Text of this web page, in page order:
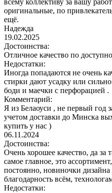
оригинальные, по
ещё.
Надежда
19.02.2025
Достоинства:
Отличное качество по
Недостатки:
Иногда попадаются не очень
стирки дают усадку или
боди и маечки с перфорацией .
Комментарий:
Я из Белаоуси , не первый год
учетом доставки до Минска
купить у нас )
06.11.2024
Достоинства:
Очень хорошее качество, да за
самое главное, это
постоянно, новиночки
благодарность всём,
Недостатки: